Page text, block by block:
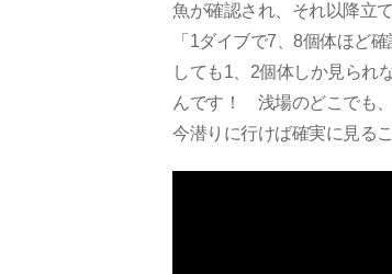
魚が確認され、それ以降立
「1ダイブで7、8個体ほど
しても1、2個体しか見られ
んです！ 浅場のどこでも、
今潜りに行けば確実に見る